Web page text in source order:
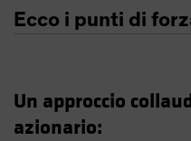
Ecco i punti di
Un approccio
azionario: